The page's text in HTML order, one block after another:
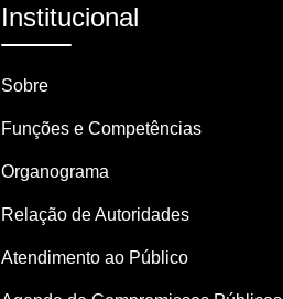
Institucional
Sobre
Funções e Competências
Organograma
Relação de Autoridades
Atendimento ao Público